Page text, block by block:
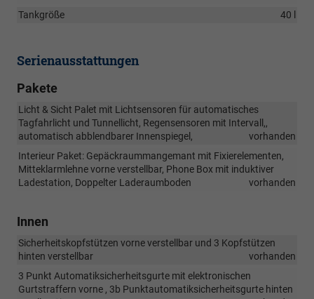
Tankgröße
40 l
Serienausstattungen
Pakete
Licht & Sicht Palet mit Lichtsensoren für automatisches
Tagfahrlicht und Tunnellicht, Regensensoren mit Intervall,,
automatisch abblendbarer Innenspiegel,
vorhanden
Interieur Paket: Gepäckraummangemant mit Fixierelementen,
Mitteklarmlehne vorne verstellbar, Phone Box mit induktiver
Ladestation, Doppelter Laderaumboden
vorhanden
Innen
Sicherheitskopfstützen vorne verstellbar und 3 Kopfstützen
hinten verstellbar
vorhanden
3 Punkt Automatiksicherheitsgurte mit elektronischen
Gurtstraffern vorne , 3b Punktautomatiksicherheitsgurte hinten